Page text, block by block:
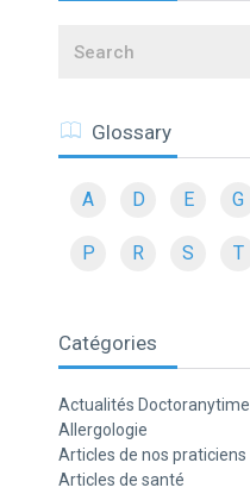
Glossary
A D E G
P R S T
Catégories
Actualités Doctoranytime
Allergologie
Articles de nos praticiens
Articles de santé